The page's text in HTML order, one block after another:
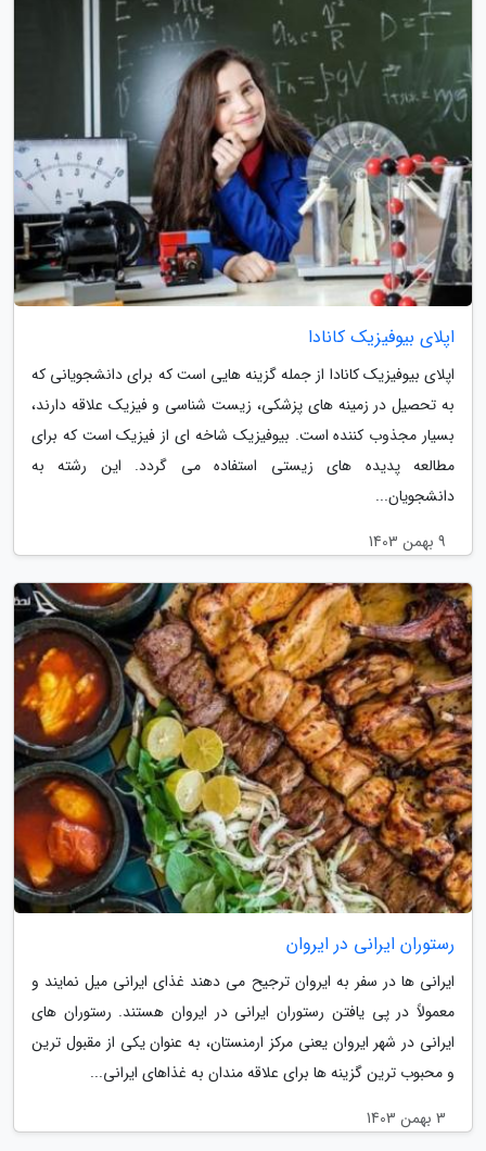
اپلای بیوفیزیک کانادا
اپلای بیوفیزیک کانادا از جمله گزینه هایی است که برای دانشجویانی که
به تحصیل در زمینه های پزشکی، زیست شناسی و فیزیک علاقه دارند،
بسیار مجذوب کننده است. بیوفیزیک شاخه ای از فیزیک است که برای
مطالعه پدیده های زیستی استفاده می گردد. این رشته به
دانشجویان...
9 بهمن 1403
رستوران ایرانی در ایروان
ایرانی ها در سفر به ایروان ترجیح می دهند غذای ایرانی میل نمایند و
معمولاً در پی یافتن رستوران ایرانی در ایروان هستند. رستوران های
ایرانی در شهر ایروان یعنی مرکز ارمنستان، به عنوان یکی از مقبول ترین
و محبوب ترین گزینه ها برای علاقه مندان به غذاهای ایرانی...
3 بهمن 1403